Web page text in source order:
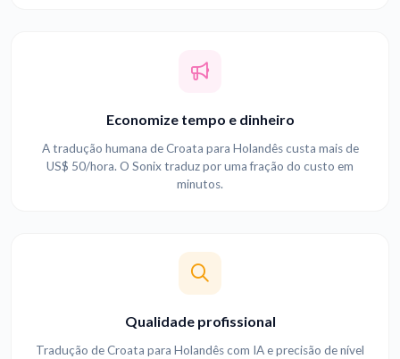
Economize tempo e dinheiro
A tradução humana de Croata para Holandês custa mais de
US$ 50/hora. O Sonix traduz por uma fração do custo em
minutos.
Qualidade profissional
Tradução de Croata para Holandês com IA e precisão de nível